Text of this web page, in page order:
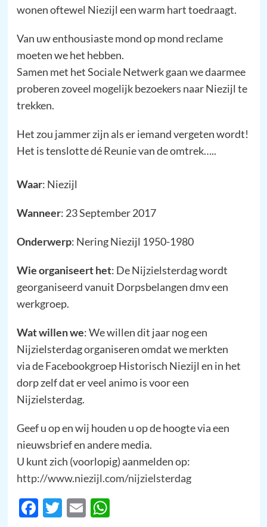
wonen oftewel Niezijl een warm hart toedraagt.
Van uw enthousiaste mond op mond reclame
moeten we het hebben.
Samen met het Sociale Netwerk gaan we daarmee
proberen zoveel mogelijk bezoekers naar Niezijl te
trekken.
Het zou jammer zijn als er iemand vergeten wordt!
Het is tenslotte dé Reunie van de omtrek…..
Waar: Niezijl
Wanneer: 23 September 2017
Onderwerp: Nering Niezijl 1950-1980
Wie organiseert het: De Nijzielsterdag wordt
georganiseerd vanuit Dorpsbelangen dmv een
werkgroep.
Wat willen we: We willen dit jaar nog een
Nijzielsterdag organiseren omdat we merkten
via de Facebookgroep Historisch Niezijl en in het
dorp zelf dat er veel animo is voor een
Nijzielsterdag.
Geef u op en wij houden u op de hoogte via een
nieuwsbrief en andere media.
U kunt zich (voorlopig) aanmelden op:
http://www.niezijl.com/nijzielsterdag
Facebook
Twitter
EmailWhatsApp